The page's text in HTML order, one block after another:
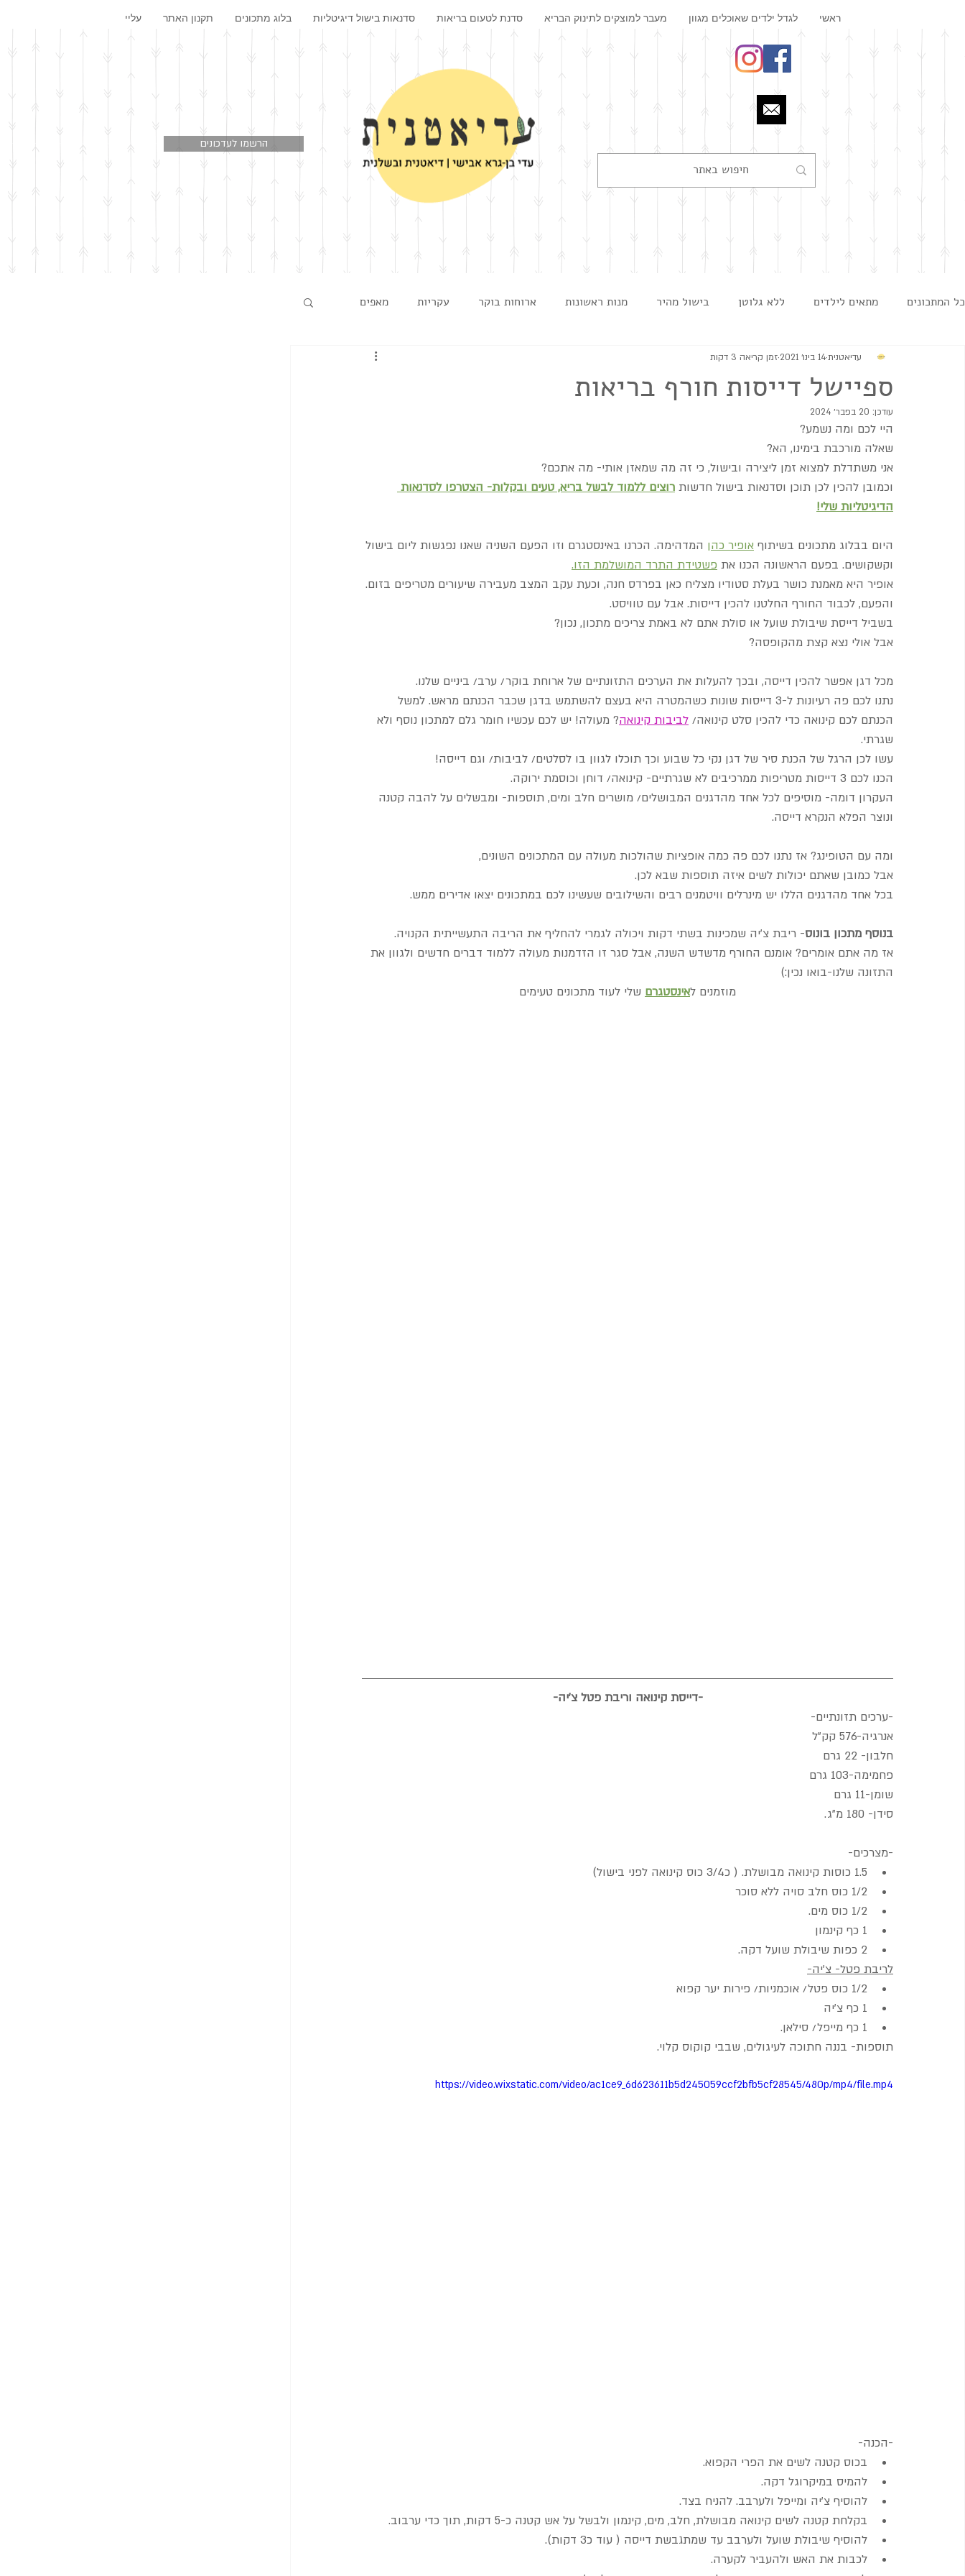
ראשי לגדל ילדים שאוכלים מגוון מעבר למוצקים לתינוק הבריא סדנת לטעום בריאות סדנאות בישול דיגיטליות בלוג מתכונים תקנון האתר עליי
הרשמו לעדכונים
כל המתכונים מתאים לילדים ללא גלוטן בישול מהיר מנות ראשונות ארוחות בוקר עקריות מאפים
גבינות וממרחים מרקים סלטים ותוספות
ספיישל דייסות חורף בריאות
עדיאטנית14 בינו׳ 2021 זמן קריאה 3 דקות
עודכן: 20 בפבר׳ 2024
היי לכם ומה נשמע?
שאלה מורכבת בימינו, הא?
אני משתדלת למצוא זמן ליצירה ובישול, כי זה מה שמאזן אותי- מה אתכם?
וכמובן להכין לכן תוכן וסדנאות בישול חדשות רוצים ללמוד לבשל בריא, טעים ובקלות- הצטרפו לסדנאות
הדיגיטליות שלי!
היום בבלוג מתכונים בשיתוף אופיר כהן המדהימה. הכרנו באינסטגרם וזו הפעם השניה שאנו נפגשות ליום בישול
וקשקושים. בפעם הראשונה הכנו את פשטידת התרד המושלמת הזו.
אופיר היא מאמנת כושר בעלת סטודיו מצליח כאן בפרדס חנה, וכעת עקב המצב מעבירה שיעורים מטריפים בזום.
והפעם, לכבוד החורף החלטנו להכין דייסות. אבל עם טוויסט.
בשביל דייסת שיבולת שועל או סולת אתם לא באמת צריכים מתכון, נכון?
אבל אולי נצא קצת מהקופסה?
מכל דגן אפשר להכין דייסה, ובכך להעלות את הערכים התזונתיים של ארוחת בוקר/ ערב/ ביניים שלנו.
נתנו לכם פה רעיונות ל-3 דייסות שונות כשהמטרה היא בעצם להשתמש בדגן שכבר הכנתם מראש. למשל
הכנתם לכם קינואה כדי להכין סלט קינואה/ לביבות קינואה? מעולה! יש לכם עכשיו חומר גלם למתכון נוסף ולא
שגרתי.
עשו לכן הרגל של הכנת סיר של דגן נקי כל שבוע וכך תוכלו לגוון בו לסלטים/ לביבות/ וגם דייסה!
הכנו לכם 3 דייסות מטריפות ממרכיבים לא שגרתיים- קינואה/ דוחן וכוסמת ירוקה.
העקרון דומה- מוסיפים לכל אחד מהדגנים המבושלים/ מושרים חלב ומים, תוספות- ומבשלים על להבה קטנה
ונוצר הפלא הנקרא דייסה.
ומה עם הטופינג? אז נתנו לכם פה כמה אופציות שהולכות מעולה עם המתכונים השונים,
אבל כמובן שאתם יכולות לשים איזה תוספות שבא לכן.
בכל אחד מהדגנים הללו יש מינרלים וויטמנים רבים והשילובים שעשינו לכם במתכונים יצאו אדירים ממש.
בנוסף מתכון בונוס- ריבת צ'יה שמכינות בשתי דקות ויכולה לגמרי להחליף את הריבה התעשייתית הקנויה.
אז מה אתם אומרים? אומנם החורף מדשדש השנה, אבל סגר זו הזדמנות מעולה ללמוד דברים חדשים ולגוון את
התזונה שלנו-בואו נכין:)
מוזמנים לאינסטגרם שלי לעוד מתכונים טעימים
-דייסת קינואה וריבת פטל צ'יה-
-ערכים תזונתיים-
אנרגיה-576 קק"ל
חלבון- 22 גרם
פחמימה-103 גרם
שומן-11 גרם
סידן- 180 מ"ג.
-מצרכים-
1.5 כוסות קינואה מבושלת. ( כ3/4 כוס קינואה לפני בישול)
1/2 כוס חלב סויה ללא סוכר
1/2 כוס מים.
1 כף קינמון
2 כפות שיבולת שועל דקה.
לריבת פטל- צ'יה-
1/2 כוס פטל/ אוכמניות/ פירות יער קפוא
1 כף צ'יה
1 כף מייפל/ סילאן.
תוספות- בננה חתוכה לעיגולים, שבבי קוקוס קלוי.
https://video.wixstatic.com/video/ac1ce9_6d623611b5d245059ccf2bfb5cf28545/480p/mp4/file.mp4
-הכנה-
בכוס קטנה לשים את הפרי הקפוא.
להמיס במיקרוגל דקה.
להוסיף צ'יה ומייפל ולערבב. להניח בצד.
בקלחת קטנה לשים קינואה מבושלת, חלב, מים, קינמון ולבשל על אש קטנה כ-5 דקות, תוך כדי ערבוב.
להוסיף שיבולת שועל ולערבב עד שמתגבשת דייסה ( עוד כ3 דקות).
לכבות את האש ולהעביר לקערה.